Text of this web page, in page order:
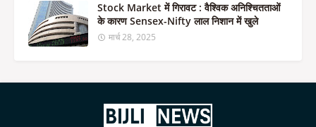
Stock Market में गिरावट : वैश्विक अनिश्चितताओं
के कारण Sensex-Nifty लाल निशान में खुले
मार्च 28, 2025